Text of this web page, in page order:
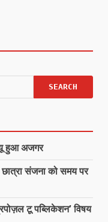
हुआ अजगर
छात्रा संजना को समय पर
टू पब्लिकेशन’ विषय